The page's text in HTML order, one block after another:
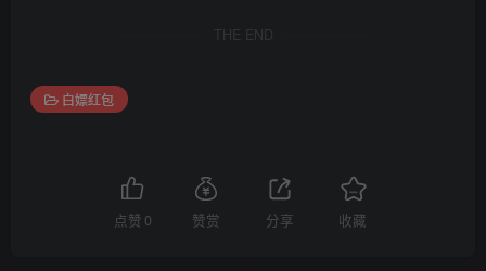
THE END
白嫖红包
点赞 0 赞赏 分享 收藏